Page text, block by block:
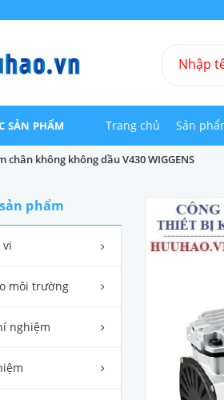
SẢN PHẨM Trang chủ Sản
chân không không dầu V430 WIGGENS
phẩm
vi
môi trường
nghiệm